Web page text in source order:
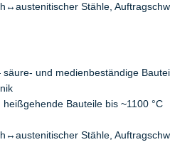
Stähle,
und medienbeständige
Bauteile bis ~1100 °C
Stähle,